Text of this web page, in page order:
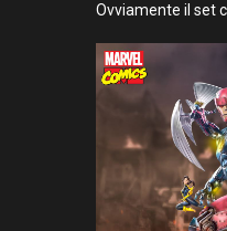
Ovviamente il set